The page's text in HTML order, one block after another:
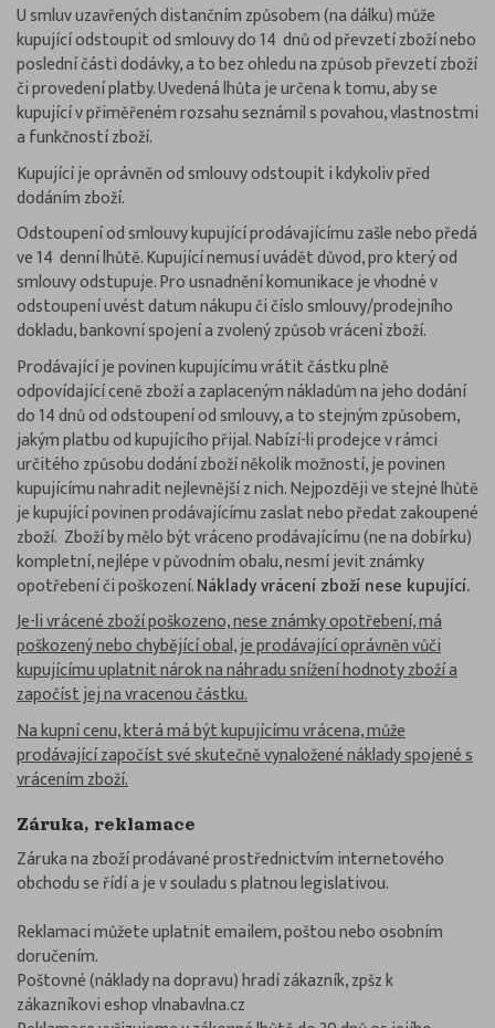
U smluv uzavřených distančním způsobem (na dálku) může
kupující odstoupit od smlouvy do 14 dnů od převzetí zboží nebo
poslední části dodávky, a to bez ohledu na způsob převzetí zboží
či provedení platby. Uvedená lhůta je určena k tomu, aby se
kupující v přiměřeném rozsahu seznámil s povahou, vlastnostmi
a funkčností zboží.
Kupující je oprávněn od smlouvy odstoupit i kdykoliv před
dodáním zboží.
Odstoupení od smlouvy kupující prodávajícímu zašle nebo předá
ve 14 denní lhůtě. Kupující nemusí uvádět důvod, pro který od
smlouvy odstupuje. Pro usnadnění komunikace je vhodné v
odstoupení uvést datum nákupu či číslo smlouvy/prodejního
dokladu, bankovní spojení a zvolený způsob vrácení zboží.
Prodávající je povinen kupujícímu vrátit částku plně
odpovídající ceně zboží a zaplaceným nákladům na jeho dodání
do 14 dnů od odstoupení od smlouvy, a to stejným způsobem,
jakým platbu od kupujícího přijal. Nabízí-li prodejce v rámci
určitého způsobu dodání zboží několik možností, je povinen
kupujícímu nahradit nejlevnější z nich. Nejpozději ve stejné lhůtě
je kupující povinen prodávajícímu zaslat nebo předat zakoupené
zboží. Zboží by mělo být vráceno prodávajícímu (ne na dobírku)
kompletní, nejlépe v původním obalu, nesmí jevit známky
opotřebení či poškození.Náklady vrácení zboží nese kupující.
Je-li vrácené zboží poškozeno, nese známky opotřebení, má
poškozený nebo chybějící obal, je prodávající oprávněn vůči
kupujícímu uplatnit nárok na náhradu snížení hodnoty zboží a
započíst jej na vracenou částku.
Na kupní cenu, která má být kupujícímu vrácena, může
prodávající započíst své skutečně vynaložené náklady spojené s
vrácením zboží.
Záruka, reklamace
Záruka na zboží prodávané prostřednictvím internetového
obchodu se řídí a je v souladu s platnou legislativou.
Reklamaci můžete uplatnit emailem, poštou nebo osobním
doručením.
Poštovné (náklady na dopravu) hradí zákazník, zpšz k
zákazníkovi eshop vlnabavlna.cz